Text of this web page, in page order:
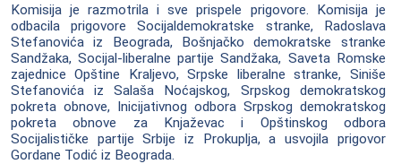
Komisija je razmotrila i sve prispele prigovore. Komisija je
odbacila prigovore Socijaldemokratske stranke, Radoslava
Stefanovića iz Beograda, Bošnjačko demokratske stranke
Sandžaka, Socijal-liberalne partije Sandžaka, Saveta Romske
zajednice Opštine Kraljevo, Srpske liberalne stranke, Siniše
Stefanovića iz Salaša Noćajskog, Srpskog demokratskog
pokreta obnove, Inicijativnog odbora Srpskog demokratskog
pokreta obnove za Knjaževac i Opštinskog odbora
Socijalističke partije Srbije iz Prokuplja, a usvojila prigovor
Gordane Todić iz Beograda.